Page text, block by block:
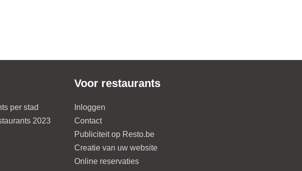
per stad
2023
Voor restaurants
Inloggen
Contact
Publiciteit op Resto.be
Creatie van uw website
Online reservaties